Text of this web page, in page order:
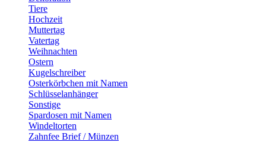
Tiere
Hochzeit
Muttertag
Vatertag
Weihnachten
Ostern
Kugelschreiber
Osterkörbchen mit Namen
Schlüsselanhänger
Sonstige
Spardosen mit Namen
Windeltorten
Zahnfee Brief / Münzen